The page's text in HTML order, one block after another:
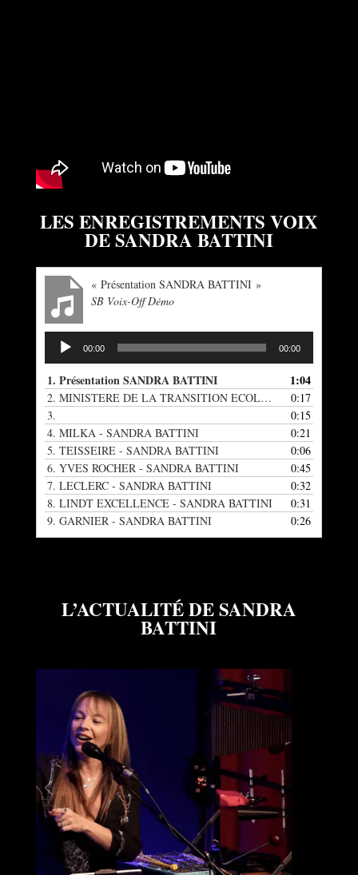
LES ENREGISTREMENTS VOIX
DE SANDRA BATTINI
« Présentation SANDRA BATTINI »
SB Voix-Off Démo
Lecteur
audio
00:00 00:00
1. Présentation SANDRA BATTINI 1:04
2. MINISTERE DE LA TRANSITION ECOLOGIQUE - SANDRA BATTINI
0:17
3.
0:15
4. MILKA - SANDRA BATTINI
0:21
5. TEISSEIRE - SANDRA BATTINI
0:06
6. YVES ROCHER - SANDRA BATTINI
0:45
7. LECLERC - SANDRA BATTINI
0:32
8. LINDT EXCELLENCE - SANDRA BATTINI
0:31
9. GARNIER - SANDRA BATTINI 0:26
L’ACTUALITÉ DE SANDRA
BATTINI